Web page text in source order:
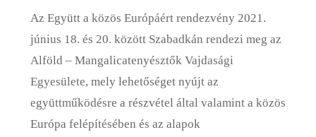
Az Együtt a közös Európáért rendezvény 2021.
június 18. és 20. között Szabadkán rendezi meg az
Alföld – Mangalicatenyésztők Vajdasági
Egyesülete, mely lehetőséget nyújt az
együttműködésre a részvétel által valamint a közös
Európa felépítésében és az alapok